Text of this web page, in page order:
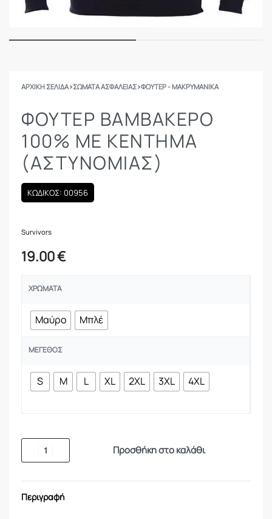
ΑΡΧΙΚΉ ΣΕΛΊΔΑ›ΣΩΜΑΤΑ ΑΣΦΑΛΕΙΑΣ›ΦΟΎΤΕΡ - ΜΑΚΡΥΜΆΝΙΚΑ
ΦΟΎΤΕΡ ΒΑΜΒΑΚΕΡΌ
100% ΜΕ ΚΈΝΤΗΜΑ
(ΑΣΤΥΝΟΜΊΑΣ)
ΚΩΔΙΚΟΣ: 00956
Survivors
19.00€
ΧΡΏΜΑΤΑ
Μαύρο Μπλέ
ΜΈΓΕΘΟΣ
S M L XL 2XL 3XL 4XL
Προσθήκη στο καλάθι
Περιγραφή